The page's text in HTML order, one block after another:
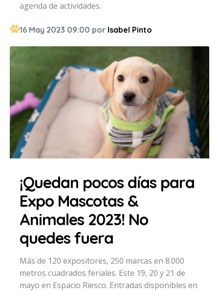
agenda de actividades.
16 May 2023 09:00 por Isabel Pinto
¡Quedan pocos días para
Expo Mascotas &
Animales 2023! No
quedes fuera
Más de 120 expositores, 250 marcas en 8.000
metros cuadrados feriales. Este 19, 20 y 21 de
mayo en Espacio Riesco. Entradas disponibles en